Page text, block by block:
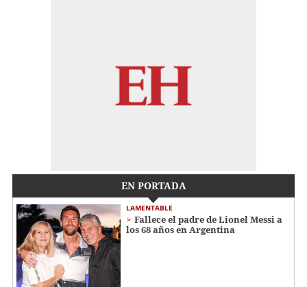
EN PORTADA
LAMENTABLE
Fallece el padre de Lionel Messi a
los 68 años en Argentina